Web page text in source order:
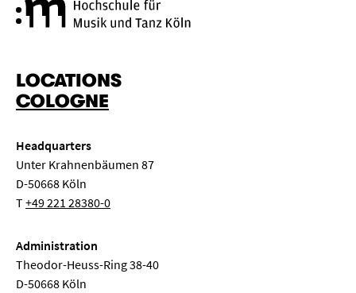
LOCATIONS
COLOGNE
Headquarters
Unter Krahnenbäumen 87
D-50668 Köln
T+49 221 28380-0
Administration
Theodor-Heuss-Ring 38-40
D-50668 Köln